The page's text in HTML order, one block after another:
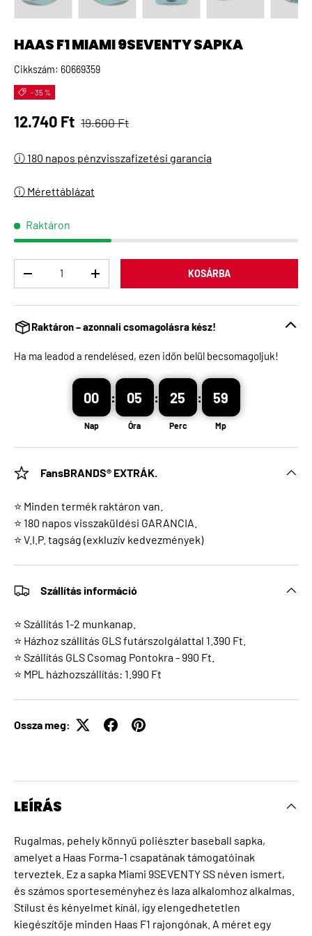
HAAS F1 MIAMI 9SEVENTY SAPKA
Cikkszám: 60669359
- 35 %
Eladási ár
12.740 Ft Normál ár
19.600 Ft
ⓘ 180 napos pénzvisszafizetési garancia
ⓘ Mérettáblázat
Raktáron
KOSÁRBA
Raktáron – azonnali csomagolásra kész!
Ha ma leadod a rendelésed, ezen időn belül becsomagoljuk!
00
Nap
: 05
Óra
: 25
Perc
: 59
Mp
FansBRANDS® EXTRÁK.
⭐ Minden termék raktáron van.
⭐ 180 napos visszaküldési GARANCIA.
⭐ V.I.P. tagság (exkluzív kedvezmények)
Szállítás információ
⭐ Szállítás 1-2 munkanap.
⭐ Házhoz szállítás GLS futárszolgálattal 1.390 Ft.
⭐ Szállítás GLS Csomag Pontokra - 990 Ft.
⭐ MPL házhozszállítás: 1.990 Ft
Ossza meg:
LEÍRÁS
Rugalmas, pehely könnyű poliészter baseball sapka,
amelyet a Haas Forma-1 csapatának támogatóinak
terveztek. Ez a sapka Miami 9SEVENTY SS néven ismert,
és számos sporteseményhez és laza alkalomhoz alkalmas.
Stílust és kényelmet kínál, így elengedhetetlen
kiegészítője minden Haas F1 rajongónak. A méret egy